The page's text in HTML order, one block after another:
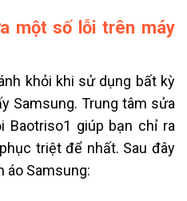
một số lỗi trên máy
khỏi khi sử dụng bất kỳ
Samsung. Trung tâm sửa
Baotriso1 giúp bạn chỉ ra
triệt để nhất. Sau đây
áo Samsung: